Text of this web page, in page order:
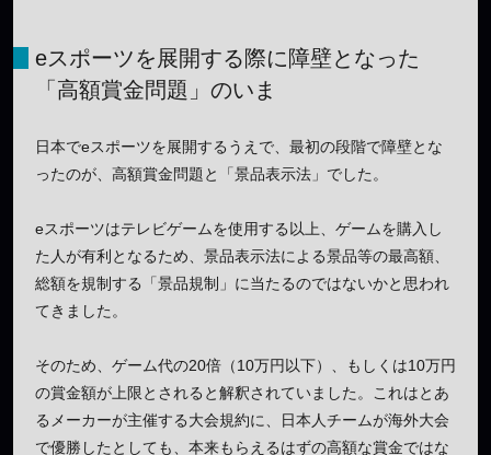
eスポーツを展開する際に障壁となった
「高額賞金問題」のいま
日本でeスポーツを展開するうえで、最初の段階で障壁とな
ったのが、高額賞金問題と「景品表示法」でした。
eスポーツはテレビゲームを使用する以上、ゲームを購入し
た人が有利となるため、景品表示法による景品等の最高額、
総額を規制する「景品規制」に当たるのではないかと思われ
てきました。
そのため、ゲーム代の20倍（10万円以下）、もしくは10万円
の賞金額が上限とされると解釈されていました。これはとあ
るメーカーが主催する大会規約に、日本人チームが海外大会
で優勝したとしても、本来もらえるはずの高額な賞金ではな